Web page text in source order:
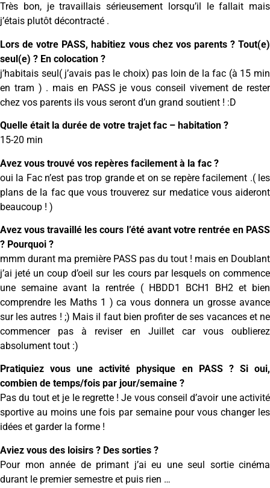
Très bon, je travaillais sérieusement lorsqu’il le fallait mais
j’étais plutôt décontracté .
Lors de votre PASS, habitiez vous chez vos parents ? Tout(e)
seul(e) ? En colocation ?
j’habitais seul( j’avais pas le choix) pas loin de la fac (à 15 min
en tram ) . mais en PASS je vous conseil vivement de rester
chez vos parents ils vous seront d’un grand soutient ! :D
Quelle était la durée de votre trajet fac – habitation ?
15-20 min
Avez vous trouvé vos repères facilement à la fac ?
oui la Fac n’est pas trop grande et on se repère facilement .( les
plans de la fac que vous trouverez sur medatice vous aideront
beaucoup ! )
Avez vous travaillé les cours l’été avant votre rentrée en PASS
? Pourquoi ?
mmm durant ma première PASS pas du tout ! mais en Doublant
j’ai jeté un coup d’oeil sur les cours par lesquels on commence
une semaine avant la rentrée ( HBDD1 BCH1 BH2 et bien
comprendre les Maths 1 ) ca vous donnera un grosse avance
sur les autres ! ;) Mais il faut bien profiter de ses vacances et ne
commencer pas à reviser en Juillet car vous oublierez
absolument tout :)
Pratiquiez vous une activité physique en PASS ? Si oui,
combien de temps/fois par jour/semaine ?
Pas du tout et je le regrette ! Je vous conseil d’avoir une activité
sportive au moins une fois par semaine pour vous changer les
idées et garder la forme !
Aviez vous des loisirs ? Des sorties ?
Pour mon année de primant j’ai eu une seul sortie cinéma
durant le premier semestre et puis rien …